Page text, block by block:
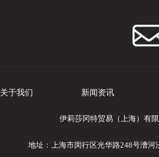
关于我们 新闻资讯
伊莉莎冈特贸易（上海）有
地址：上海市闵行区光华路248号漕